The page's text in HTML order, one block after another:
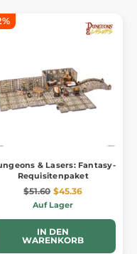
& Lasers: Fantasy-
Requisitenpaket
$51.60 $45.36
Auf Lager
IN DEN
WARENKORB